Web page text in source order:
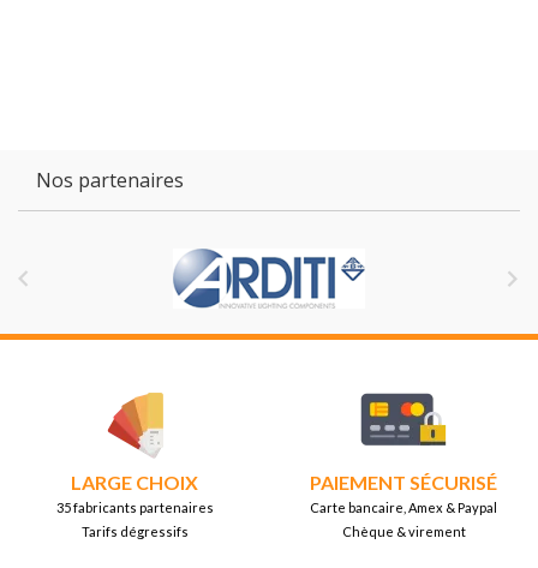
Nos partenaires
 
LARGE CHOIX
35 fabricants partenaires
Tarifs dégressifs
PAIEMENT SÉCURISÉ
Carte bancaire, Amex & Paypal
Chèque & virement